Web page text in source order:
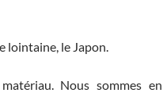
lointaine, le Japon.
Nous sommes en